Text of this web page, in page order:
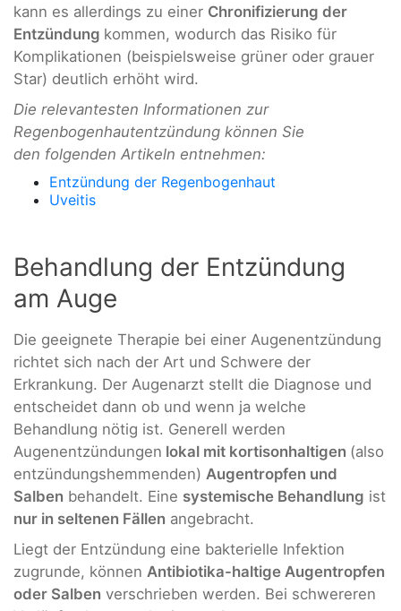
kann es allerdings zu einer Chronifizierung der
Entzündung kommen, wodurch das Risiko für
Komplikationen (beispielsweise grüner oder grauer
Star) deutlich erhöht wird.
Die relevantesten Informationen zur
Regenbogenhautentzündung können Sie
den folgenden Artikeln entnehmen:
Entzündung der Regenbogenhaut
Uveitis
Behandlung der Entzündung
am Auge
Die geeignete Therapie bei einer Augenentzündung
richtet sich nach der Art und Schwere der
Erkrankung. Der Augenarzt stellt die Diagnose und
entscheidet dann ob und wenn ja welche
Behandlung nötig ist. Generell werden
Augenentzündungen lokal mit kortisonhaltigen (also
entzündungshemmenden) Augentropfen und
Salben behandelt. Eine systemische Behandlung ist
nur in seltenen Fällen angebracht.
Liegt der Entzündung eine bakterielle Infektion
zugrunde, können Antibiotika-haltige Augentropfen
oder Salben verschrieben werden. Bei schwereren